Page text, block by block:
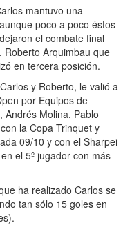
mantuvo una
poco a poco éstos
el combate final
Roberto Arquimbau que
en tercera posición.
y Roberto, le valió a
por Equipos de
Andrés Molina, Pablo
la Copa Trinquet y
09/10 y con el Sharpei
el 5º jugador con más
ha realizado Carlos se
tan sólo 15 goles en